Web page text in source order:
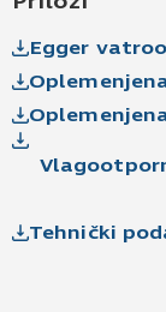
Egger
Tehnički